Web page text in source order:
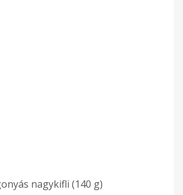
nagykifli (140 g)